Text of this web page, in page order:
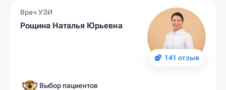
141 отзыв
Врач УЗИ
Рощина Наталья Юрьевна
Выбор пациентов